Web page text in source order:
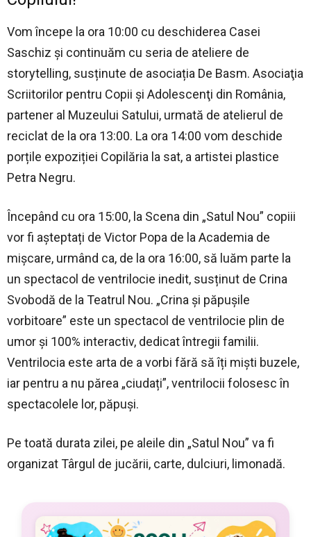
Vom începe la ora 10:00 cu deschiderea Casei
Saschiz și continuăm cu seria de ateliere de
storytelling, susținute de asociația De Basm. Asociaţia
Scriitorilor pentru Copii şi Adolescenţi din România,
partener al Muzeului Satului, urmată de atelierul de
reciclat de la ora 13:00. La ora 14:00 vom deschide
porțile expoziției Copilăria la sat, a artistei plastice
Petra Negru.
Începând cu ora 15:00, la Scena din „Satul Nou” copiii
vor fi așteptați de Victor Popa de la Academia de
mișcare, urmând ca, de la ora 16:00, să luăm parte la
un spectacol de ventrilocie inedit, susținut de Crina
Svobodă de la Teatrul Nou. „Crina și păpușile
vorbitoare” este un spectacol de ventrilocie plin de
umor și 100% interactiv, dedicat întregii familii.
Ventrilocia este arta de a vorbi fără să îți miști buzele,
iar pentru a nu părea „ciudați”, ventrilocii folosesc în
spectacolele lor, păpuși.
Pe toată durata zilei, pe aleile din „Satul Nou” va fi
organizat Târgul de jucării, carte, dulciuri, limonadă.